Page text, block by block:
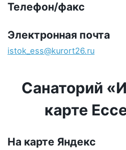
Телефон/факс
Электронная почта
istok_ess@kurort26.ru
Санаторий
карте
На карте Яндекс